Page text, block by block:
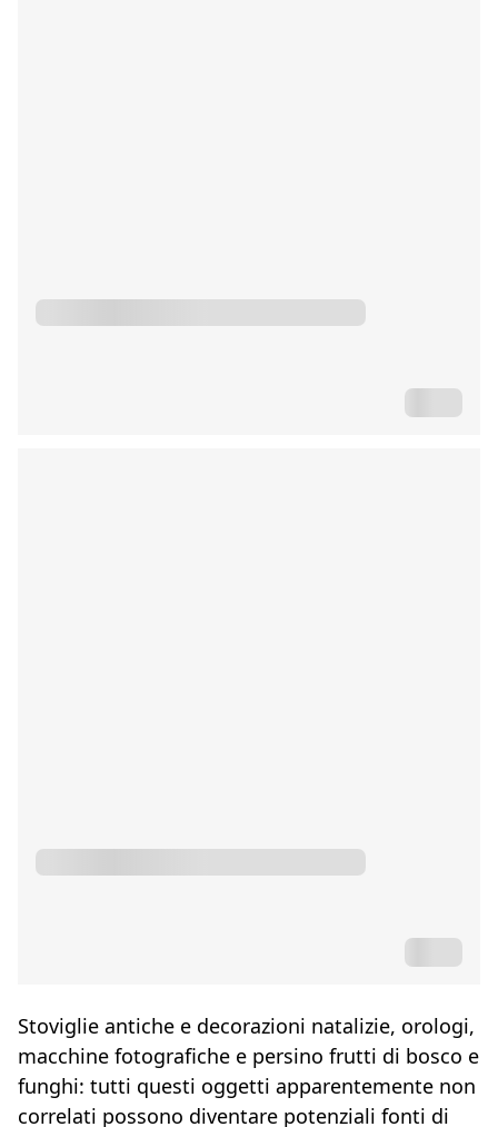
Stoviglie antiche e decorazioni natalizie, orologi,
macchine fotografiche e persino frutti di bosco e
funghi: tutti questi oggetti apparentemente non
correlati possono diventare potenziali fonti di